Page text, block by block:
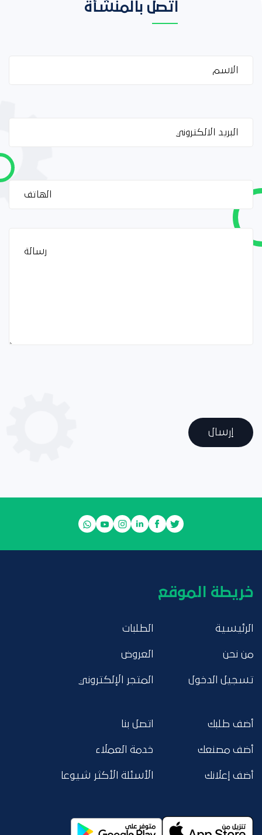
اتصل بالمنشأة
إرسال
خريطة الموقع
الرئيسية
من نحن
تسجيل الدخول
الطلبات
العروض
المتجر الإلكتروني
أضف طلبك
أضف مصنعك
أضف إعلانك
اتصل بنا
خدمة العملاء
الأسئلة الأكثر شيوعا